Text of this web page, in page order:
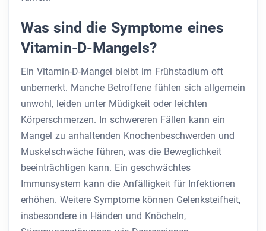
Was sind die Symptome eines
Vitamin-D-Mangels?
Ein Vitamin-D-Mangel bleibt im Frühstadium oft
unbemerkt. Manche Betroffene fühlen sich allgemein
unwohl, leiden unter Müdigkeit oder leichten
Körperschmerzen. In schwereren Fällen kann ein
Mangel zu anhaltenden Knochenbeschwerden und
Muskelschwäche führen, was die Beweglichkeit
beeinträchtigen kann. Ein geschwächtes
Immunsystem kann die Anfälligkeit für Infektionen
erhöhen. Weitere Symptome können Gelenksteifheit,
insbesondere in Händen und Knöcheln,